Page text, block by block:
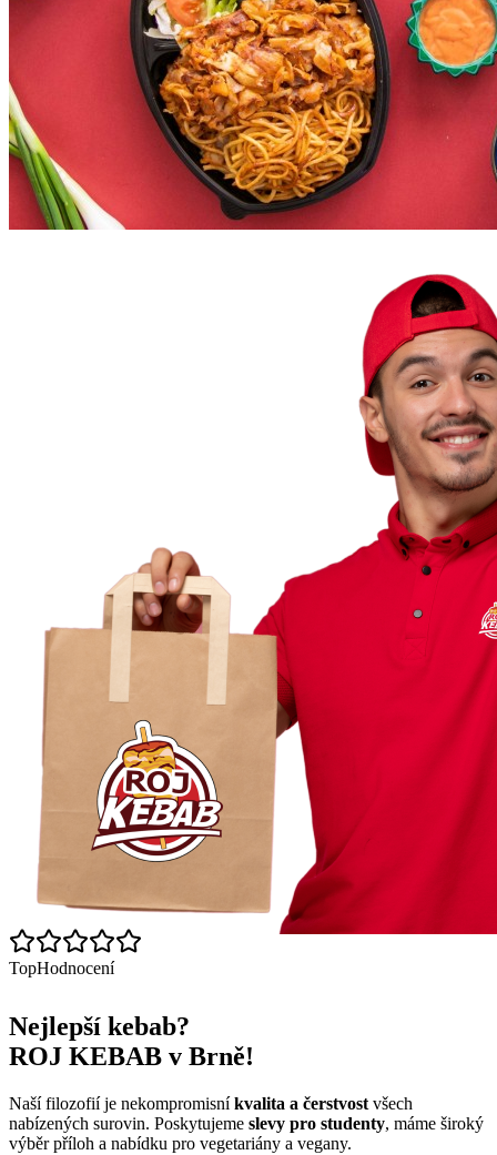
TopHodnocení
Nejlepší kebab?
ROJ KEBAB v Brně!
Naší filozofií je nekompromisníkvalita a čerstvost všech
nabízených surovin. Poskytujeme slevy pro studenty, máme široký
výběr příloh a nabídku pro vegetariány a vegany.